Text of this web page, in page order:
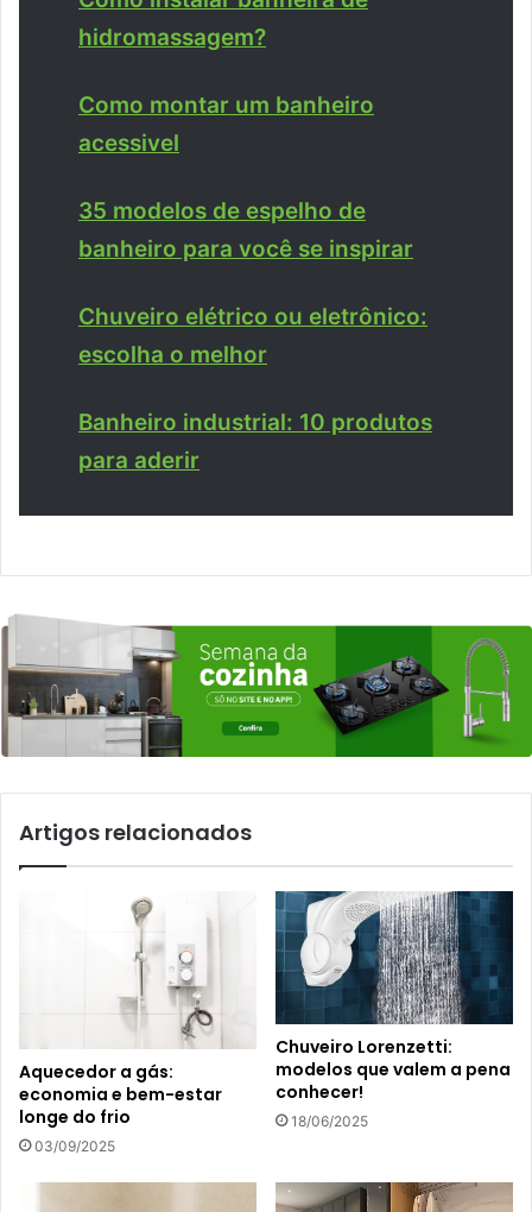
hidromassagem?
Como montar um banheiro
acessivel
35 modelos de espelho de
banheiro para você se inspirar
Chuveiro elétrico ou eletrônico:
escolha o melhor
Banheiro industrial: 10 produtos
para aderir
Artigos relacionados
Aquecedor a gás:
economia e bem-estar
longe do frio
03/09/2025
Chuveiro Lorenzetti:
modelos que valem a pena
conhecer!
18/06/2025